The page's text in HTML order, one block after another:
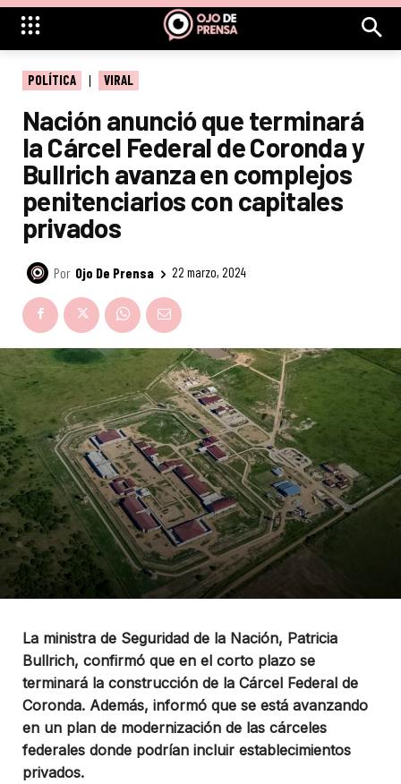
POLÍTICA VIRAL
Nación anunció que terminará
la Cárcel Federal de Coronda y
Bullrich avanza en complejos
penitenciarios con capitales
privados
Por Ojo De Prensa 22 marzo, 2024
La ministra de Seguridad de la Nación, Patricia
Bullrich, confirmó que en el corto plazo se
terminará la construcción de la Cárcel Federal de
Coronda. Además, informó que se está avanzando
en un plan de modernización de las cárceles
federales donde podrían incluir establecimientos
privados.